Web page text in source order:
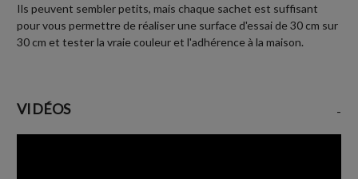
Ils peuvent sembler petits, mais chaque sachet est suffisant
pour vous permettre de réaliser une surface d'essai de 30 cm sur
30 cm et tester la vraie couleur et l'adhérence à la maison.
VIDÉOS -